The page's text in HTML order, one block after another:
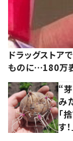
ドラッグスト
ものに…180万表
“
み
「
す！